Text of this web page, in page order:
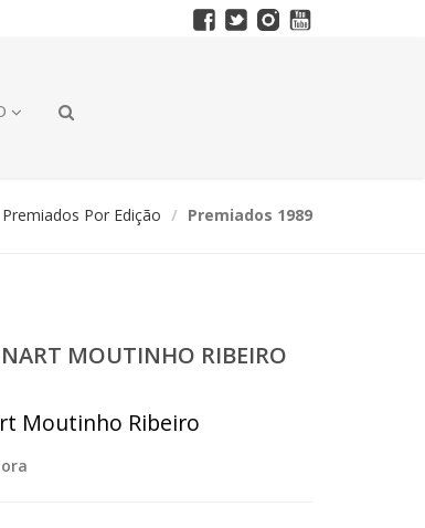
Premiados Por Edição Premiados 1989
MOUTINHO RIBEIRO
Moutinho Ribeiro